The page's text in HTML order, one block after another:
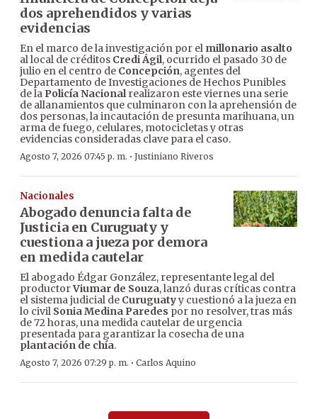
dos aprehendidos y varias
evidencias
En el marco de la investigación por el millonario asalto
al local de créditos Credi Ágil, ocurrido el pasado 30 de
julio en el centro de Concepción, agentes del
Departamento de Investigaciones de Hechos Punibles
de la Policía Nacionalrealizaron este viernes una serie
de allanamientos que culminaron con la aprehensión de
dos personas, la incautación de presunta marihuana, un
arma de fuego, celulares, motocicletas y otras
evidencias consideradas clave para el caso.
Agosto 7, 2026 07:45 p. m. · Justiniano Riveros
Nacionales
Abogado denuncia falta de
Justicia en Curuguaty y
cuestiona a jueza por demora
en medida cautelar
El abogado Édgar González, representante legal del
productorViumar de Souza, lanzó duras críticas contra
el sistema judicial de Curuguatyy cuestionó a la jueza en
lo civil Sonia Medina Paredes por no resolver, tras más
de 72 horas, una medida cautelar de urgencia
presentada para garantizar la cosecha de una
plantación de chía.
Agosto 7, 2026 07:29 p. m. · Carlos Aquino